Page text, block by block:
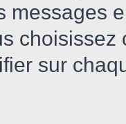
messages
sur